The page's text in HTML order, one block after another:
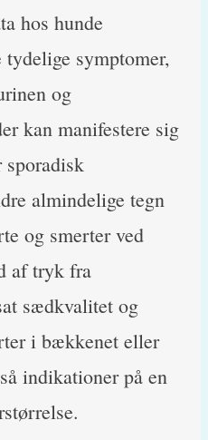
hos hunde
symptomer,
og
kan manifestere sig
sporadisk
almindelige tegn
og smerter ved
af tryk fra
sædkvalitet og
i bækkenet eller
indikationer på en